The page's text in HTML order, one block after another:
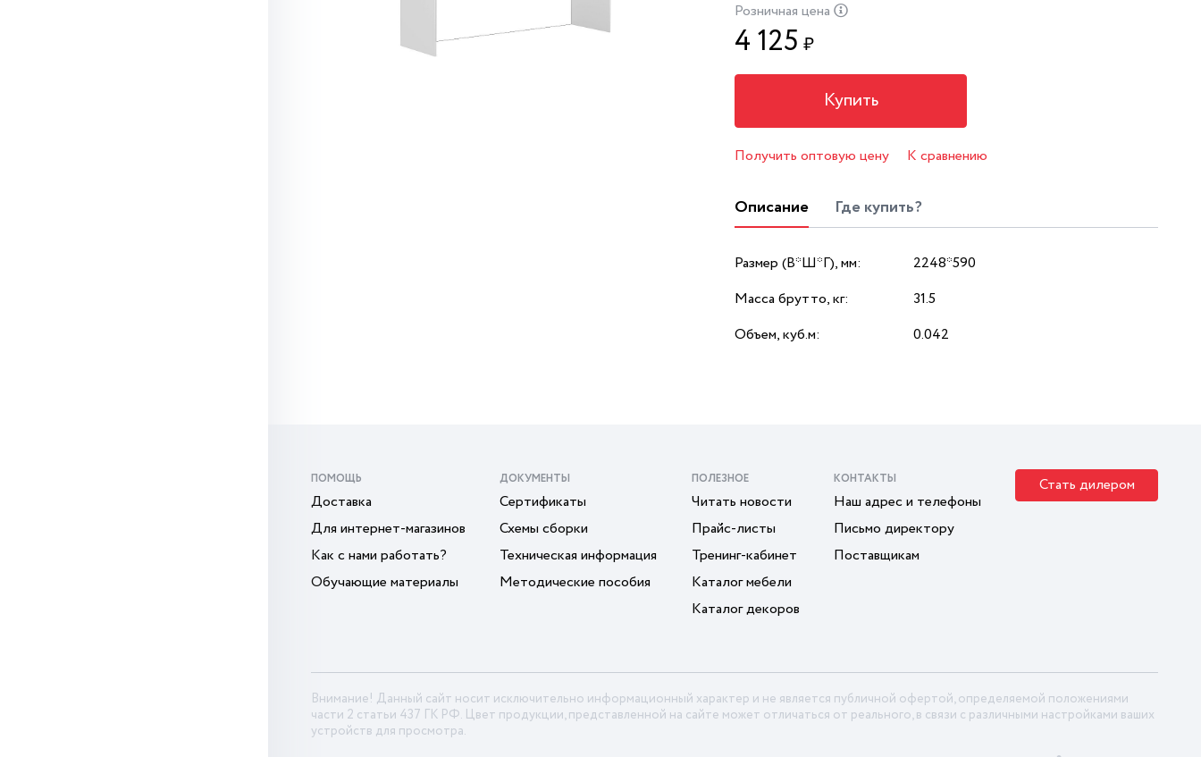
Розничная цена
4 125 ₽
Купить
Получить оптовую цену К сравнению
Описание Где купить?
Размер (В*Ш*Г), мм:
2248*590
Масса брутто, кг:
31.5
Объем, куб.м:
0.042
ПОМОЩЬ
Доставка
Для интернет-магазинов
Как с нами работать?
Обучающие материалы
ДОКУМЕНТЫ
Сертификаты
Схемы сборки
Техническая информация
Методические пособия
ПОЛЕЗНОЕ
Читать новости
Прайс-листы
Тренинг-кабинет
Каталог мебели
Каталог декоров
КОНТАКТЫ
Наш адрес и телефоны
Письмо директору
Поставщикам
Стать дилером
Внимание! Данный сайт носит исключительно информационный характер и не является публичной офертой, определяемой положениями
части 2 статьи 437 ГК РФ. Цвет продукции, представленной на сайте может отличаться от реального, в связи с различными настройками ваших
устройств для просмотра.